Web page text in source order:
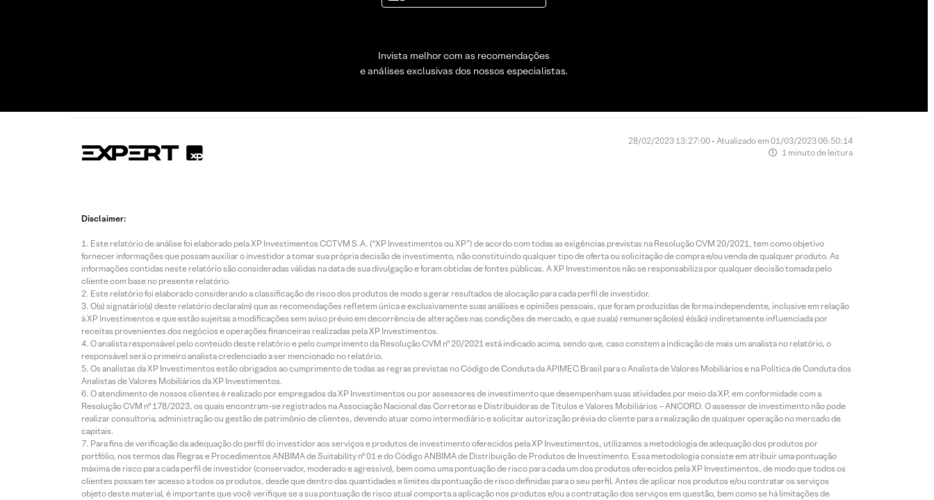
Invista melhor com as recomendações
e análises exclusivas dos nossos especialistas.
28/02/2023 13:27:00 • Atualizado em 01/03/2023 06:50:14
1 minuto de leitura
Disclaimer:
Este relatório de análise foi elaborado pela XP Investimentos CCTVM S.A. (“XP Investimentos ou XP”) de acordo com todas as exigências previstas na Resolução CVM 20/2021, tem como objetivo
fornecer informações que possam auxiliar o investidor a tomar sua própria decisão de investimento, não constituindo qualquer tipo de oferta ou solicitação de compra e/ou venda de qualquer produto. As
informações contidas neste relatório são consideradas válidas na data de sua divulgação e foram obtidas de fontes públicas. A XP Investimentos não se responsabiliza por qualquer decisão tomada pelo
cliente com base no presente relatório.
Este relatório foi elaborado considerando a classificação de risco dos produtos de modo a gerar resultados de alocação para cada perfil de investidor.
O(s) signatário(s) deste relatório declara(m) que as recomendações refletem única e exclusivamente suas análises e opiniões pessoais, que foram produzidas de forma independente, inclusive em relação
à XP Investimentos e que estão sujeitas a modificações sem aviso prévio em decorrência de alterações nas condições de mercado, e que sua(s) remuneração(es) é(são) indiretamente influenciada por
receitas provenientes dos negócios e operações financeiras realizadas pela XP Investimentos.
O analista responsável pelo conteúdo deste relatório e pelo cumprimento da Resolução CVM nº 20/2021 está indicado acima, sendo que, caso constem a indicação de mais um analista no relatório, o
responsável será o primeiro analista credenciado a ser mencionado no relatório.
Os analistas da XP Investimentos estão obrigados ao cumprimento de todas as regras previstas no Código de Conduta da APIMEC Brasil para o Analista de Valores Mobiliários e na Política de Conduta dos
Analistas de Valores Mobiliários da XP Investimentos.
O atendimento de nossos clientes é realizado por empregados da XP Investimentos ou por assessores de investimento que desempenham suas atividades por meio da XP, em conformidade com a
Resolução CVM nº 178/2023, os quais encontram-se registrados na Associação Nacional das Corretoras e Distribuidoras de Títulos e Valores Mobiliários – ANCORD. O assessor de investimento não pode
realizar consultoria, administração ou gestão de patrimônio de clientes, devendo atuar como intermediário e solicitar autorização prévia do cliente para a realização de qualquer operação no mercado de
capitais.
Para fins de verificação da adequação do perfil do investidor aos serviços e produtos de investimento oferecidos pela XP Investimentos, utilizamos a metodologia de adequação dos produtos por
portfólio, nos termos das Regras e Procedimentos ANBIMA de Suitability nº 01 e do Código ANBIMA de Distribuição de Produtos de Investimento. Essa metodologia consiste em atribuir uma pontuação
máxima de risco para cada perfil de investidor (conservador, moderado e agressivo), bem como uma pontuação de risco para cada um dos produtos oferecidos pela XP Investimentos, de modo que todos os
clientes possam ter acesso a todos os produtos, desde que dentro das quantidades e limites da pontuação de risco definidas para o seu perfil. Antes de aplicar nos produtos e/ou contratar os serviços
objeto deste material, é importante que você verifique se a sua pontuação de risco atual comporta a aplicação nos produtos e/ou a contratação dos serviços em questão, bem como se há limitações de